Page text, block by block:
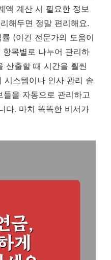
액 계산 시 필요한 정보
해두면 정말 편리해요.
(이건 전문가의 도움이
목별로 나누어 관리하
산출할 때 시간을 훨씬
시스템이나 인사 관리 솔
을 자동으로 관리하고
다. 마치 똑똑한 비서가